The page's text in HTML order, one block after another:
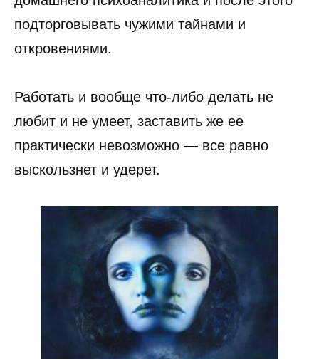
подторговывать чужими тайнами и
откровениями.
Работать и вообще что-либо делать не
любит и не умеет, заставить же ее
практически невозможно — все равно
выскользнет и удерет.